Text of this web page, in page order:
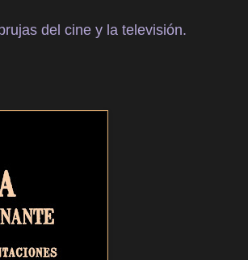
del cine y la televisión.